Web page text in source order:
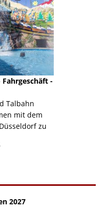
-
Talbahn
mit dem
zu
2027